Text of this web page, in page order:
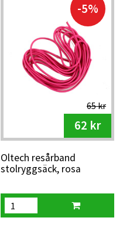
-5%
65 kr
62 kr
Oltech resårband
stolryggsäck, rosa